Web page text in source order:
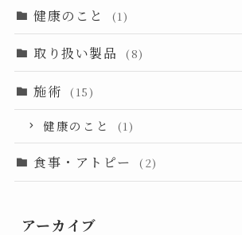
健康のこと (1)
取り扱い製品 (8)
施術 (15)
健康のこと (1)
食事・アトピー (2)
アーカイブ